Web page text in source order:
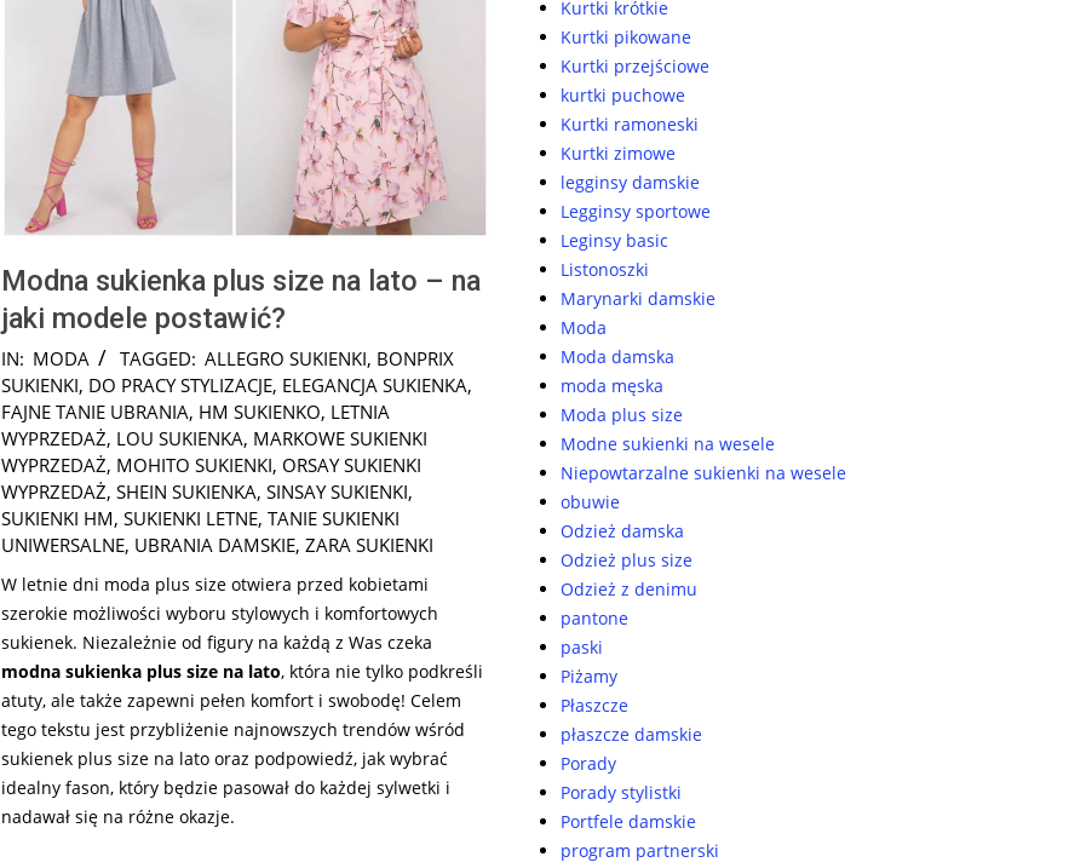
Modna sukienka plus size na lato – na
jaki modele postawić?
2024-
07-
26
IN: MODA TAGGED: ALLEGRO SUKIENKI, BONPRIX
SUKIENKI, DO PRACY STYLIZACJE, ELEGANCJA SUKIENKA,
FAJNE TANIE UBRANIA, HM SUKIENKO, LETNIA
WYPRZEDAŻ, LOU SUKIENKA, MARKOWE SUKIENKI
WYPRZEDAŻ, MOHITO SUKIENKI, ORSAY SUKIENKI
WYPRZEDAŻ, SHEIN SUKIENKA, SINSAY SUKIENKI,
SUKIENKI HM, SUKIENKI LETNE, TANIE SUKIENKI
UNIWERSALNE, UBRANIA DAMSKIE, ZARA SUKIENKI
W letnie dni moda plus size otwiera przed kobietami
szerokie możliwości wyboru stylowych i komfortowych
sukienek. Niezależnie od figury na każdą z Was czeka
modna sukienka plus size na lato, która nie tylko podkreśli
atuty, ale także zapewni pełen komfort i swobodę! Celem
tego tekstu jest przybliżenie najnowszych trendów wśród
sukienek plus size na lato oraz podpowiedź, jak wybrać
idealny fason, który będzie pasował do każdej sylwetki i
nadawał się na różne okazje.
Kurtki krótkie
Kurtki pikowane
Kurtki przejściowe
kurtki puchowe
Kurtki ramoneski
Kurtki zimowe
legginsy damskie
Legginsy sportowe
Leginsy basic
Listonoszki
Marynarki damskie
Moda
Moda damska
moda męska
Moda plus size
Modne sukienki na wesele
Niepowtarzalne sukienki na wesele
obuwie
Odzież damska
Odzież plus size
Odzież z denimu
pantone
paski
Piżamy
Płaszcze
płaszcze damskie
Porady
Porady stylistki
Portfele damskie
program partnerski